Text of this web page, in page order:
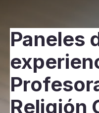
Paneles
Religión